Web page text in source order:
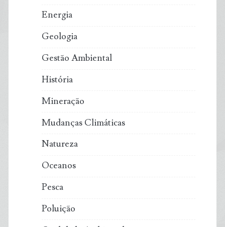
Energia
Geologia
Gestão Ambiental
História
Mineração
Mudanças Climáticas
Natureza
Oceanos
Pesca
Poluição